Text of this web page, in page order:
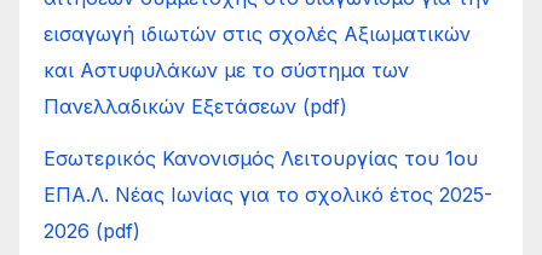
εισαγωγή ιδιωτών στις σχολές Αξιωματικών
και Αστυφυλάκων με το σύστημα των
Πανελλαδικών Εξετάσεων (pdf)
Εσωτερικός Κανονισμός Λειτουργίας του 1ου
ΕΠΑ.Λ. Νέας Ιωνίας για το σχολικό έτος 2025-
2026 (pdf)